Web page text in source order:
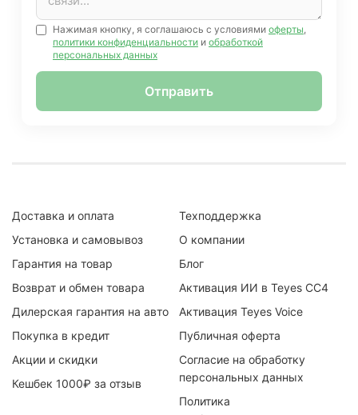
Нажимая кнопку, я соглашаюсь с условиями оферты
политики конфиденциальности и обработкой
персональных данных
Отправить
Доставка и оплата
Установка и самовывоз
Гарантия на товар
Возврат и обмен товара
Дилерская гарантия на авто
Покупка в кредит
Акции и скидки
Кешбек 1000₽ за отзыв
Техподдержка
О компании
Блог
Активация ИИ в Teyes CC4
Активация Teyes Voice
Публичная оферта
Согласие на обработку
персональных данных
Политика